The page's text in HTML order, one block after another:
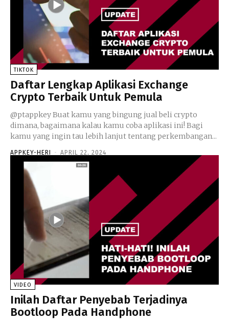
TIKTOK
Daftar Lengkap Aplikasi Exchange
Crypto Terbaik Untuk Pemula
@ptappkey Buat kamu yang bingung jual beli crypto
dimana, bagaimana kalau kamu coba aplikasi ini! Bagi
kamu yang ingin tau lebih lanjut tentang perkembangan...
APPKEY-HERI - APRIL 22, 2024
VIDEO
Inilah Daftar Penyebab Terjadinya
Bootloop Pada Handphone